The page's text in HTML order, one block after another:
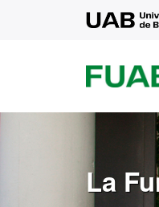
FUAB
FUNDACIÓ
AUTÒNOMA
La